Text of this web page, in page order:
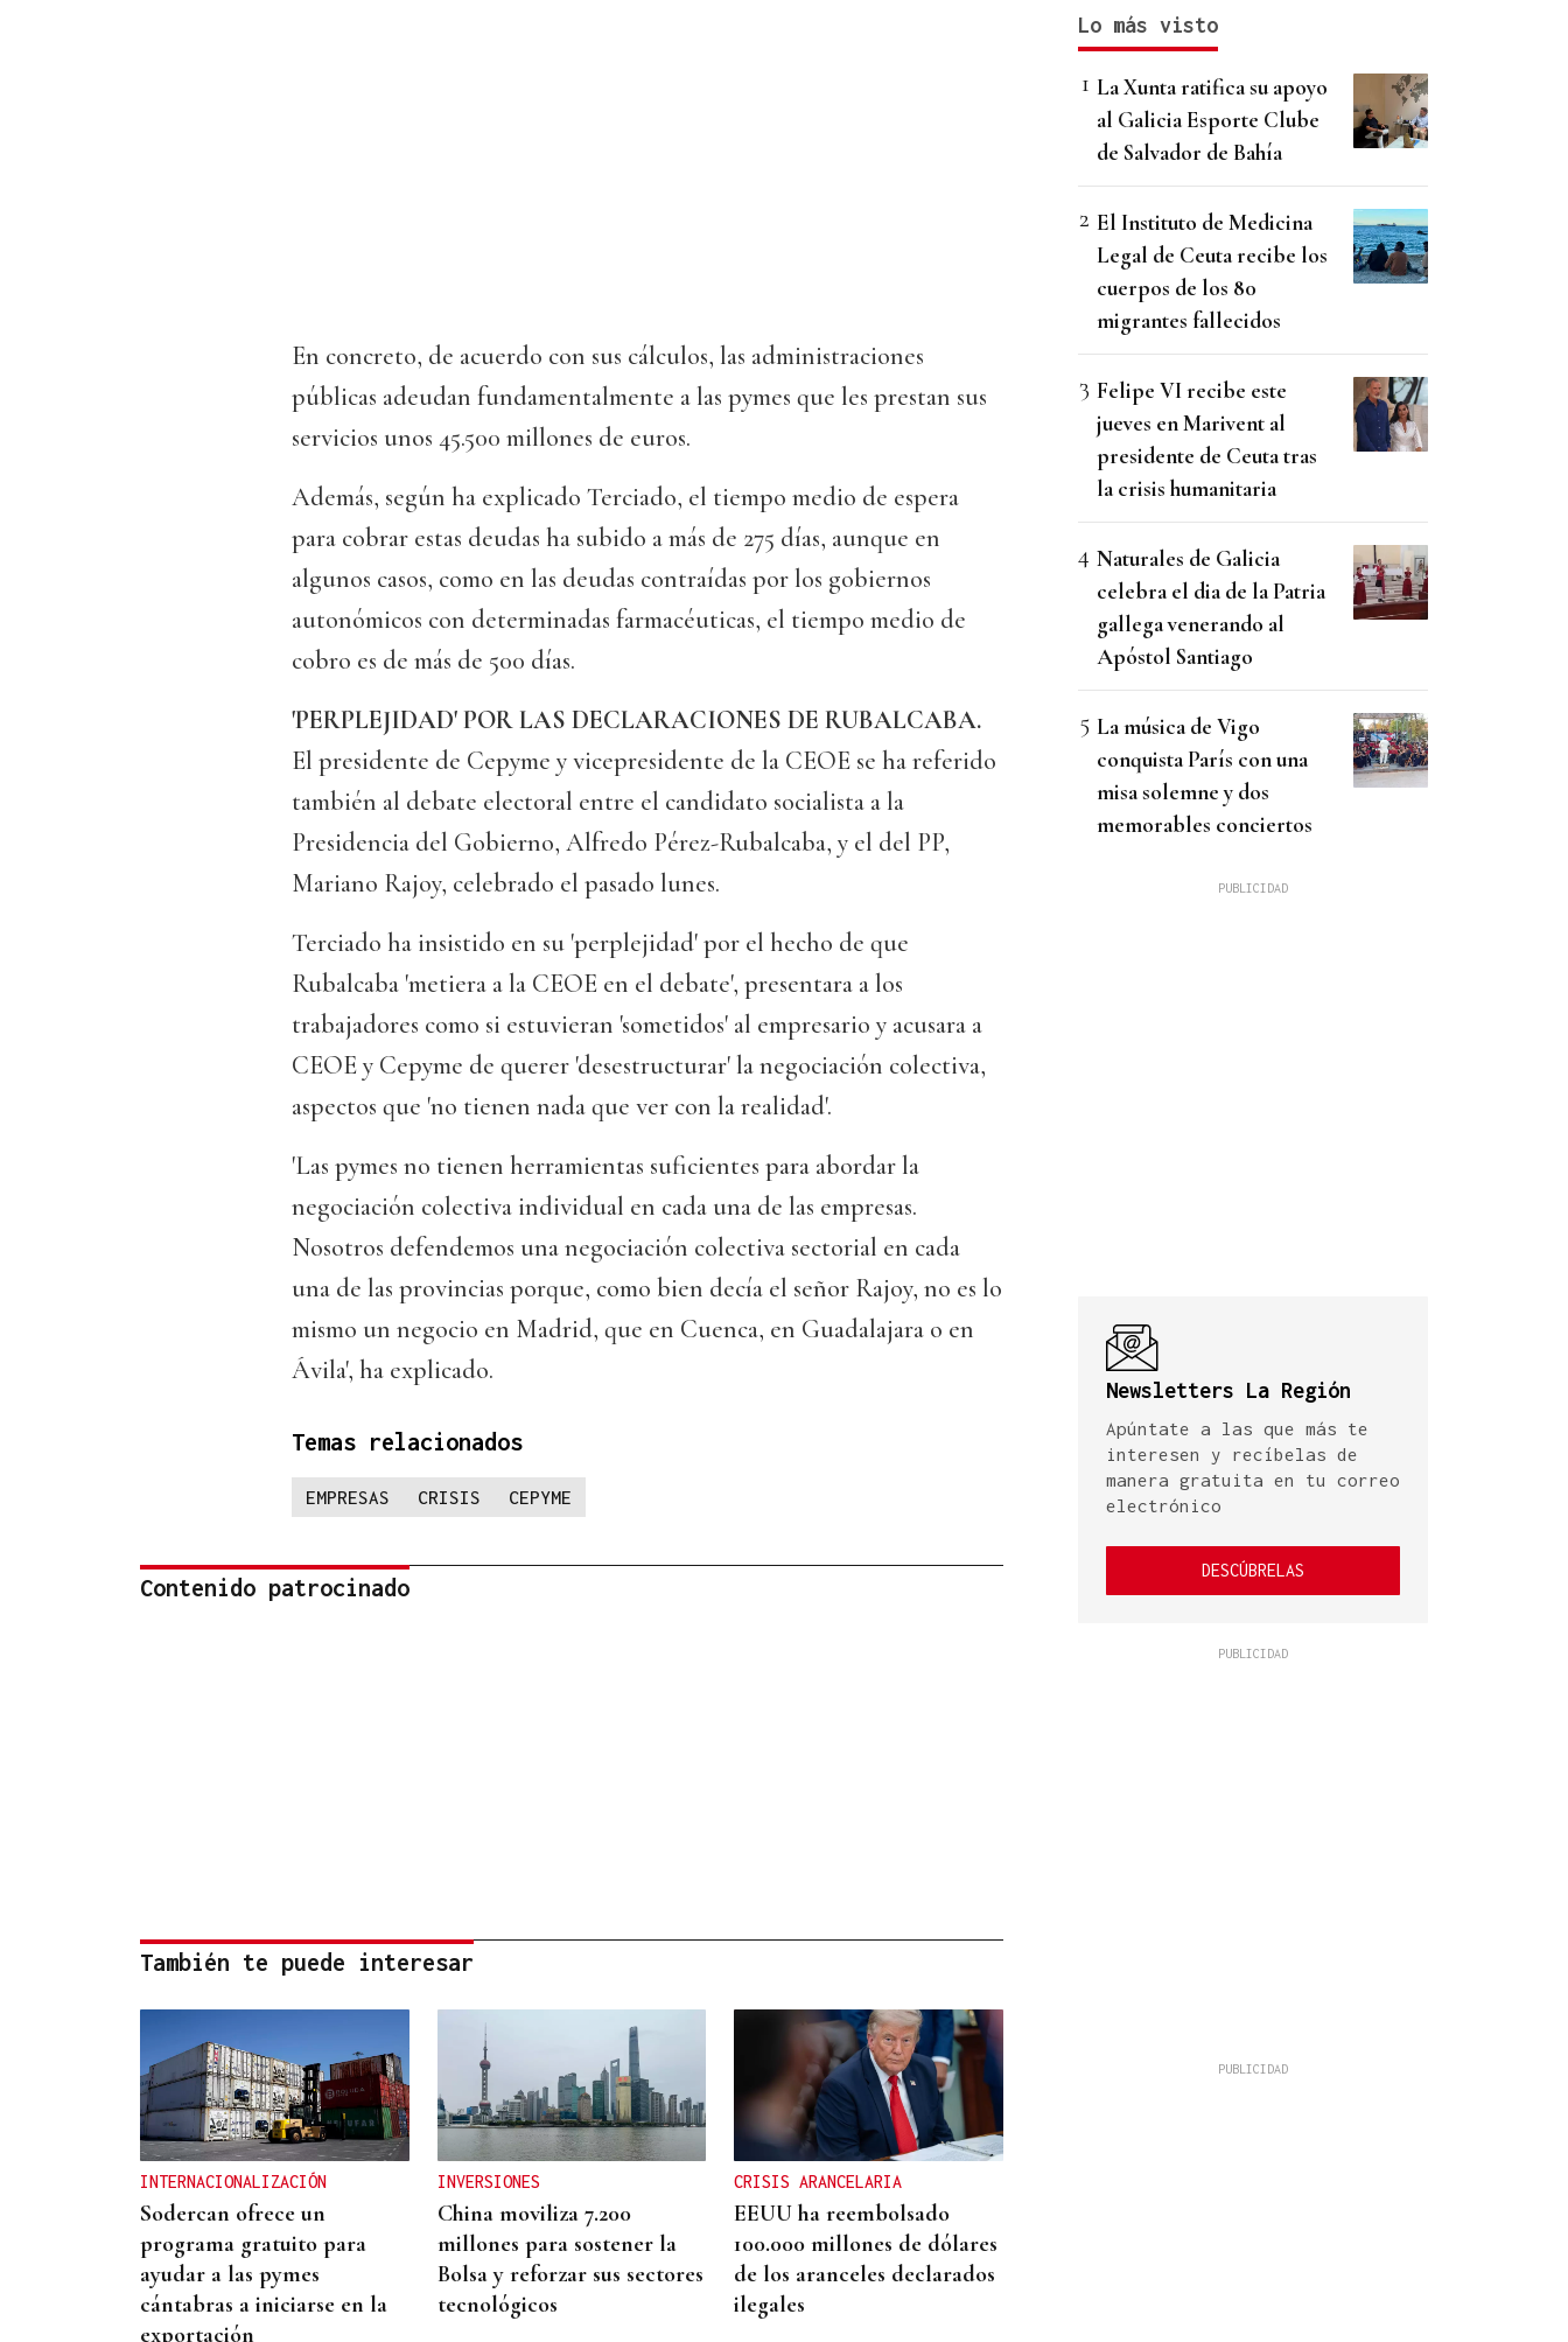
En concreto, de acuerdo con sus cálculos, las administraciones
públicas adeudan fundamentalmente a las pymes que les prestan sus
servicios unos 45.500 millones de euros.
Además, según ha explicado Terciado, el tiempo medio de espera
para cobrar estas deudas ha subido a más de 275 días, aunque en
algunos casos, como en las deudas contraídas por los gobiernos
autonómicos con determinadas farmacéuticas, el tiempo medio de
cobro es de más de 500 días.
'PERPLEJIDAD' POR LAS DECLARACIONES DE RUBALCABA.
El presidente de Cepyme y vicepresidente de la CEOE se ha referido
también al debate electoral entre el candidato socialista a la
Presidencia del Gobierno, Alfredo Pérez-Rubalcaba, y el del PP,
Mariano Rajoy, celebrado el pasado lunes.
Terciado ha insistido en su 'perplejidad' por el hecho de que
Rubalcaba 'metiera a la CEOE en el debate', presentara a los
trabajadores como si estuvieran 'sometidos' al empresario y acusara a
CEOE y Cepyme de querer 'desestructurar' la negociación colectiva,
aspectos que 'no tienen nada que ver con la realidad'.
'Las pymes no tienen herramientas suficientes para abordar la
negociación colectiva individual en cada una de las empresas.
Nosotros defendemos una negociación colectiva sectorial en cada
una de las provincias porque, como bien decía el señor Rajoy, no es lo
mismo un negocio en Madrid, que en Cuenca, en Guadalajara o en
Ávila', ha explicado.
Temas relacionados
EMPRESAS CRISIS CEPYME
Contenido patrocinado
También te puede interesar
INTERNACIONALIZACIÓN
Sodercan ofrece un
programa gratuito para
ayudar a las pymes
cántabras a iniciarse en la
exportación
INVERSIONES
China moviliza 7.200
millones para sostener la
Bolsa y reforzar sus sectores
tecnológicos
CRISIS ARANCELARIA
EEUU ha reembolsado
100.000 millones de dólares
de los aranceles declarados
ilegales
Lo más visto
La Xunta ratifica su apoyo
al Galicia Esporte Clube
de Salvador de Bahía
El Instituto de Medicina
Legal de Ceuta recibe los
cuerpos de los 80
migrantes fallecidos
Felipe VI recibe este
jueves en Marivent al
presidente de Ceuta tras
la crisis humanitaria
Naturales de Galicia
celebra el dia de la Patria
gallega venerando al
Apóstol Santiago
La música de Vigo
conquista París con una
misa solemne y dos
memorables conciertos
Newsletters La Región
Apúntate a las que más te
interesen y recíbelas de
manera gratuita en tu correo
electrónico
DESCÚBRELAS